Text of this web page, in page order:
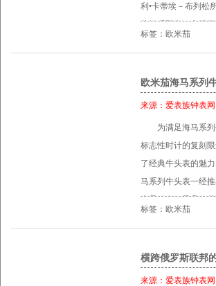
项目中的精彩表现
欧米茄将在此举办
年洛杉矶奥运会上
所有比赛项目的计
发出诸多先锋体育
指定计时。
先锋体育计时技术
时。
利•卡蒂埃－布列松
些转瞬即逝、永远
影是以视觉画面说
艺术中，是一件非
寻常的事，我小时
会指定计时重任之
于捕捉‘决定性瞬间
在安东•兰格的世界
出来的二者的相似
谢，他说到：“十分
标签：欧米茄
欧米茄海马系列
来源： 爱表族钟表网
为满足海马系
标志性时计的复刻
了经典牛头表的魅
马系列牛头表一经
为最稀有、最具收
表冠左右两侧各设
标签：欧米茄
横跨俄罗斯联邦
来源： 爱表族钟表网